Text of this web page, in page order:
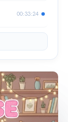
00:33:24